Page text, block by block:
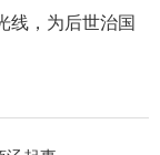
线，为后世治国